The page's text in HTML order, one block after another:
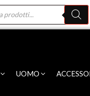
UOMO